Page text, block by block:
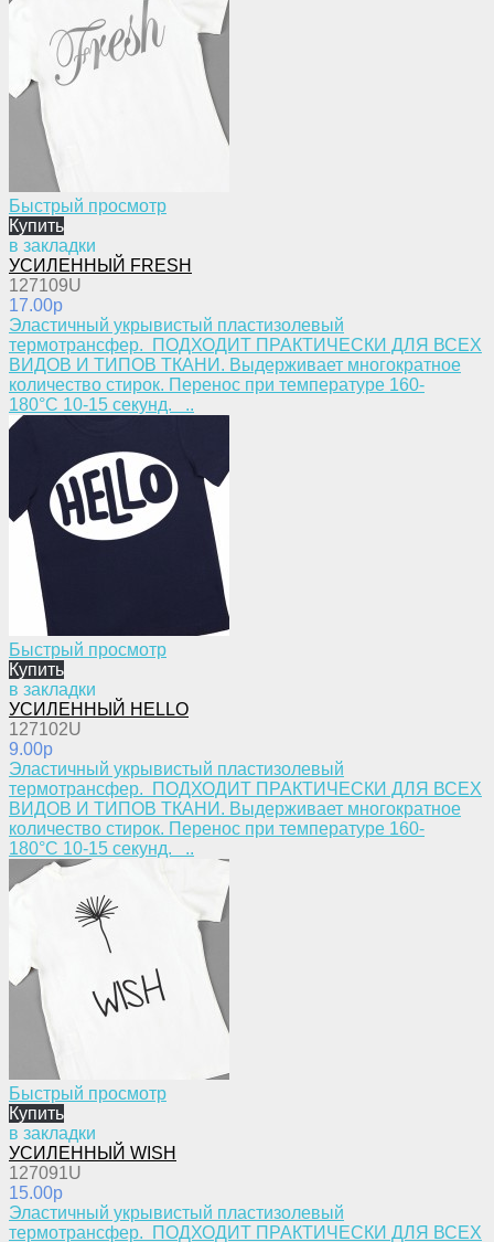
Быстрый просмотр
Купить
в закладки
УСИЛЕННЫЙ FRESH
127109U
17.00p
Эластичный укрывистый пластизолевый
термотрансфер. ПОДХОДИТ ПРАКТИЧЕСКИ ДЛЯ ВСЕХ
ВИДОВ И ТИПОВ ТКАНИ. Выдерживает многократное
количество стирок. Перенос при температуре 160-
180°С 10-15 секунд. ..
Быстрый просмотр
Купить
в закладки
УСИЛЕННЫЙ HELLO
127102U
9.00p
​Эластичный укрывистый пластизолевый
термотрансфер. ПОДХОДИТ ПРАКТИЧЕСКИ ДЛЯ ВСЕХ
ВИДОВ И ТИПОВ ТКАНИ. Выдерживает многократное
количество стирок. Перенос при температуре 160-
180°С 10-15 секунд. ..
Быстрый просмотр
Купить
в закладки
УСИЛЕННЫЙ WISH
127091U
15.00p
​Эластичный укрывистый пластизолевый
термотрансфер. ПОДХОДИТ ПРАКТИЧЕСКИ ДЛЯ ВСЕХ